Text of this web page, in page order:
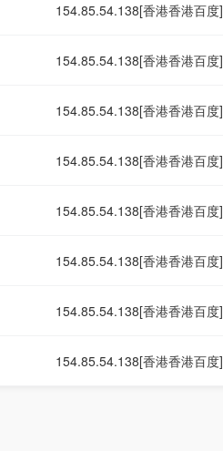
154.85.54.138[香港香港百度]
154.85.54.138[香港香港百度]
154.85.54.138[香港香港百度]
154.85.54.138[香港香港百度]
154.85.54.138[香港香港百度]
154.85.54.138[香港香港百度]
154.85.54.138[香港香港百度]
154.85.54.138[香港香港百度]